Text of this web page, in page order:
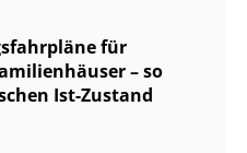
für
– so
Ist-Zustand